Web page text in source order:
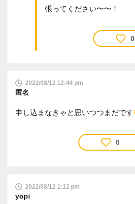
張ってください〜〜！
0
2022/08/12 12:44 pm
匿名
申し込まなきゃと思いつつまだです
0
2022/08/12 1:12 pm
yopi